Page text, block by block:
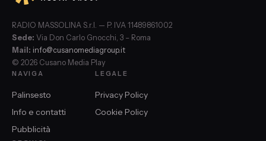
RADIO MASSOLINA S.r.l. — P. IVA 11489861002
Sede: Via Don Carlo Gnocchi, 3 – Roma
Mail: info@cusanomediagroup.it
© 2026 Cusano Media Play
NAVIGA
Palinsesto
Info e contatti
Pubblicità
LEGALE
Privacy Policy
Cookie Policy